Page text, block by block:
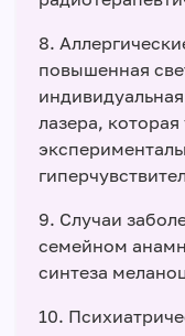
8.
повышенная
лазера, которая
9. Случаи
семейном
синтеза
10.